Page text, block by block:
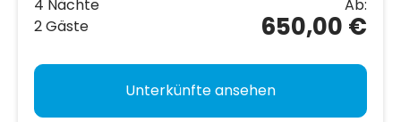
4 Nächte
2 Gäste
Ab:
650,00 €
Unterkünfte ansehen